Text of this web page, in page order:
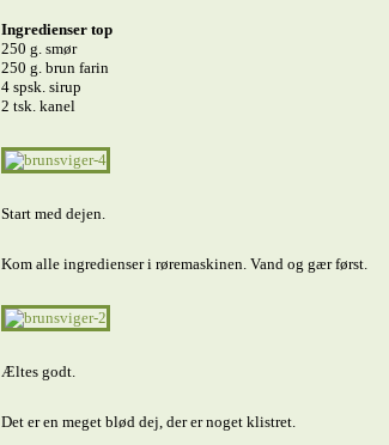
Ingredienser top
250 g. smør
250 g. brun farin
4 spsk. sirup
2 tsk. kanel
Start med dejen.
Kom alle ingredienser i røremaskinen. Vand og gær først.
Æltes godt.
Det er en meget blød dej, der er noget klistret.